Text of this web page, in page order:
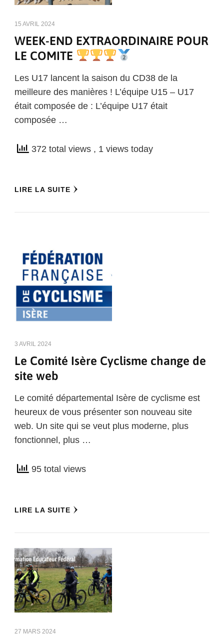
15 AVRIL 2024
WEEK-END EXTRAORDINAIRE POUR
LE COMITE
Les U17 lancent la saison du CD38 de la
meilleure des manières ! L’équipe U15 – U17
était composée de : L’équipe U17 était
composée …
372 total views , 1 views today
LIRE LA SUITE
3 AVRIL 2024
Le Comité Isère Cyclisme change de
site web
Le comité départemental Isère de cyclisme est
heureux de vous présenter son nouveau site
web. Un site qui se veut plus moderne, plus
fonctionnel, plus …
95 total views
LIRE LA SUITE
27 MARS 2024